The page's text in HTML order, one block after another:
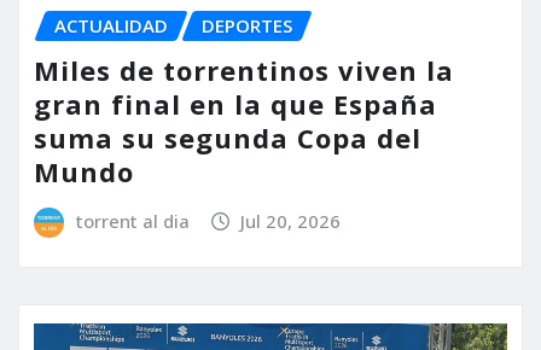
ACTUALIDAD DEPORTES
Miles de torrentinos viven la
gran final en la que España
suma su segunda Copa del
Mundo
torrent al dia Jul 20, 2026